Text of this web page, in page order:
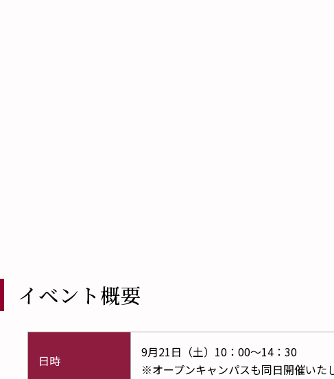
イベント概要
日時
9月21日（土）10：00～14：30
※オープンキャンパスも同日開催いた